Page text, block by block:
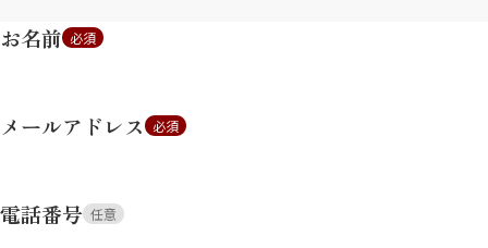
お名前 必須
メールアドレス 必須
電話番号 任意